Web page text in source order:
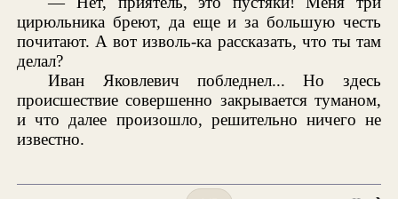
цирюльника бреют, да еще и за большую честь
почитают. А вот изволь-ка рассказать, что ты там
делал?
Иван Яковлевич побледнел... Но здесь
происшествие совершенно закрывается туманом,
и что далее произошло, решительно ничего не
известно.